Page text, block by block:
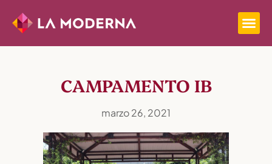
CAMPAMENTO IB
marzo 26, 2021